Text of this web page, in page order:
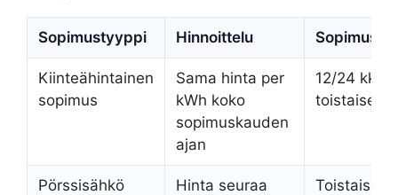
Sopimustyyppi Hinnoittelu
Kiinteähintainen
sopimus
Sama hinta per
kWh koko
sopimuskauden
ajan
12/24 kk tai
toistaiseksi
Pörssisähkö
Hinta seuraa
Toistaiseksi